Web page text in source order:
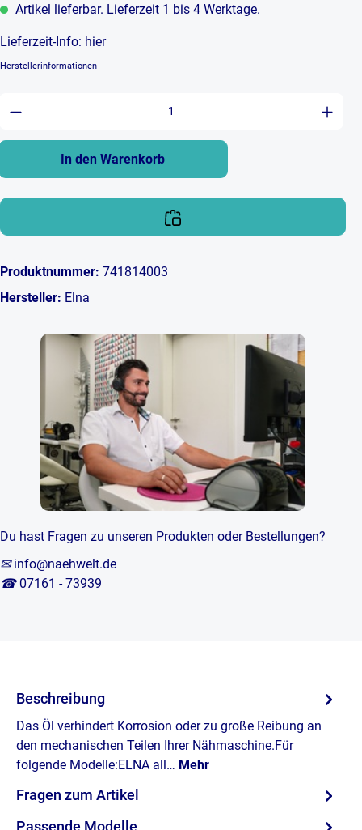
Artikel lieferbar. Lieferzeit 1 bis 4 Werktage.
Lieferzeit-Info: hier
Herstellerinformationen
Anzahl: Gib den gewünschten Wert
In den Warenkorb
Produktnummer: 741814003
Hersteller: Elna
Du hast Fragen zu unseren Produkten oder Bestellungen?
✉ info@naehwelt.de
☎ 07161 - 73939
Beschreibung
Das Öl verhindert Korrosion oder zu große Reibung an
den mechanischen Teilen Ihrer Nähmaschine.Für
folgende Modelle:ELNA all… Mehr
Fragen zum Artikel
Passende Modelle